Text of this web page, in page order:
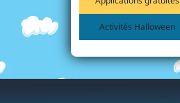
Activités Halloween